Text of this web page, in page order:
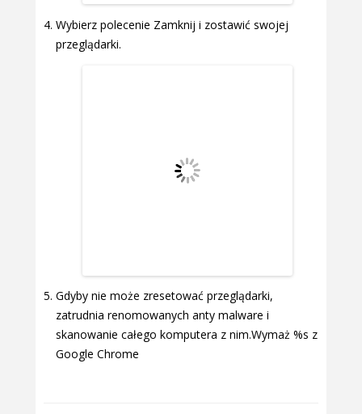
Wybierz polecenie Zamknij i zostawić swojej
przeglądarki.
Gdyby nie może zresetować przeglądarki,
zatrudnia renomowanych anty malware i
skanowanie całego komputera z nim.Wymaż %s z
Google Chrome